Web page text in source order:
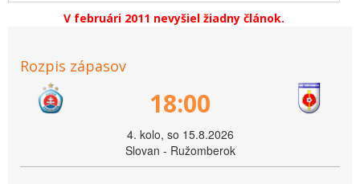
V februári 2011 nevyšiel žiadny článok.
Rozpis zápasov
18:00
4. kolo, so 15.8.2026
Slovan - Ružomberok